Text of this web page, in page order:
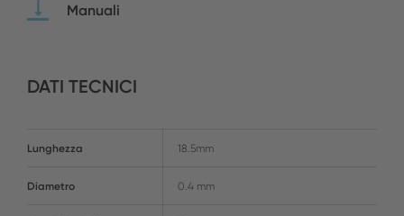
Manuali
DATI TECNICI
Lunghezza 18.5mm
Diametro 0.4 mm